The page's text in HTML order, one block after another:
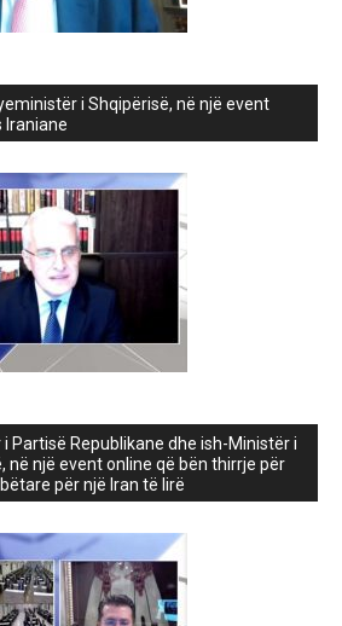
i Shqipërisë, në një event
Iraniane
Partisë Republikane dhe ish-Ministër i
në një event online që bën thirrje për
për një Iran të lirë